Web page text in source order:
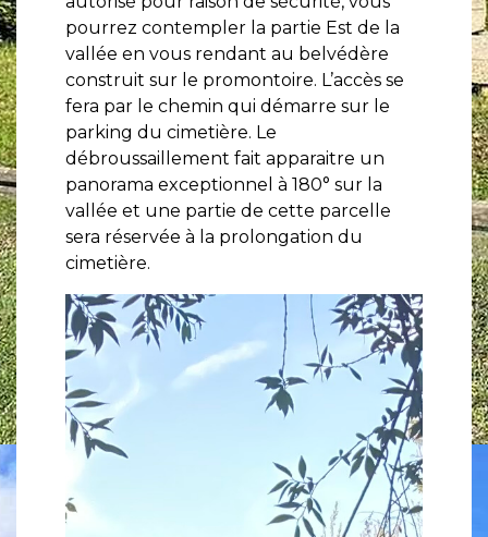
pourrez contempler la partie Est de la
vallée en vous rendant au belvédère
construit sur le promontoire. L’accès se
fera par le chemin qui démarre sur le
parking du cimetière. Le
débroussaillement fait apparaitre un
panorama exceptionnel à 180° sur la
vallée et une partie de cette parcelle
sera réservée à la prolongation du
cimetière.